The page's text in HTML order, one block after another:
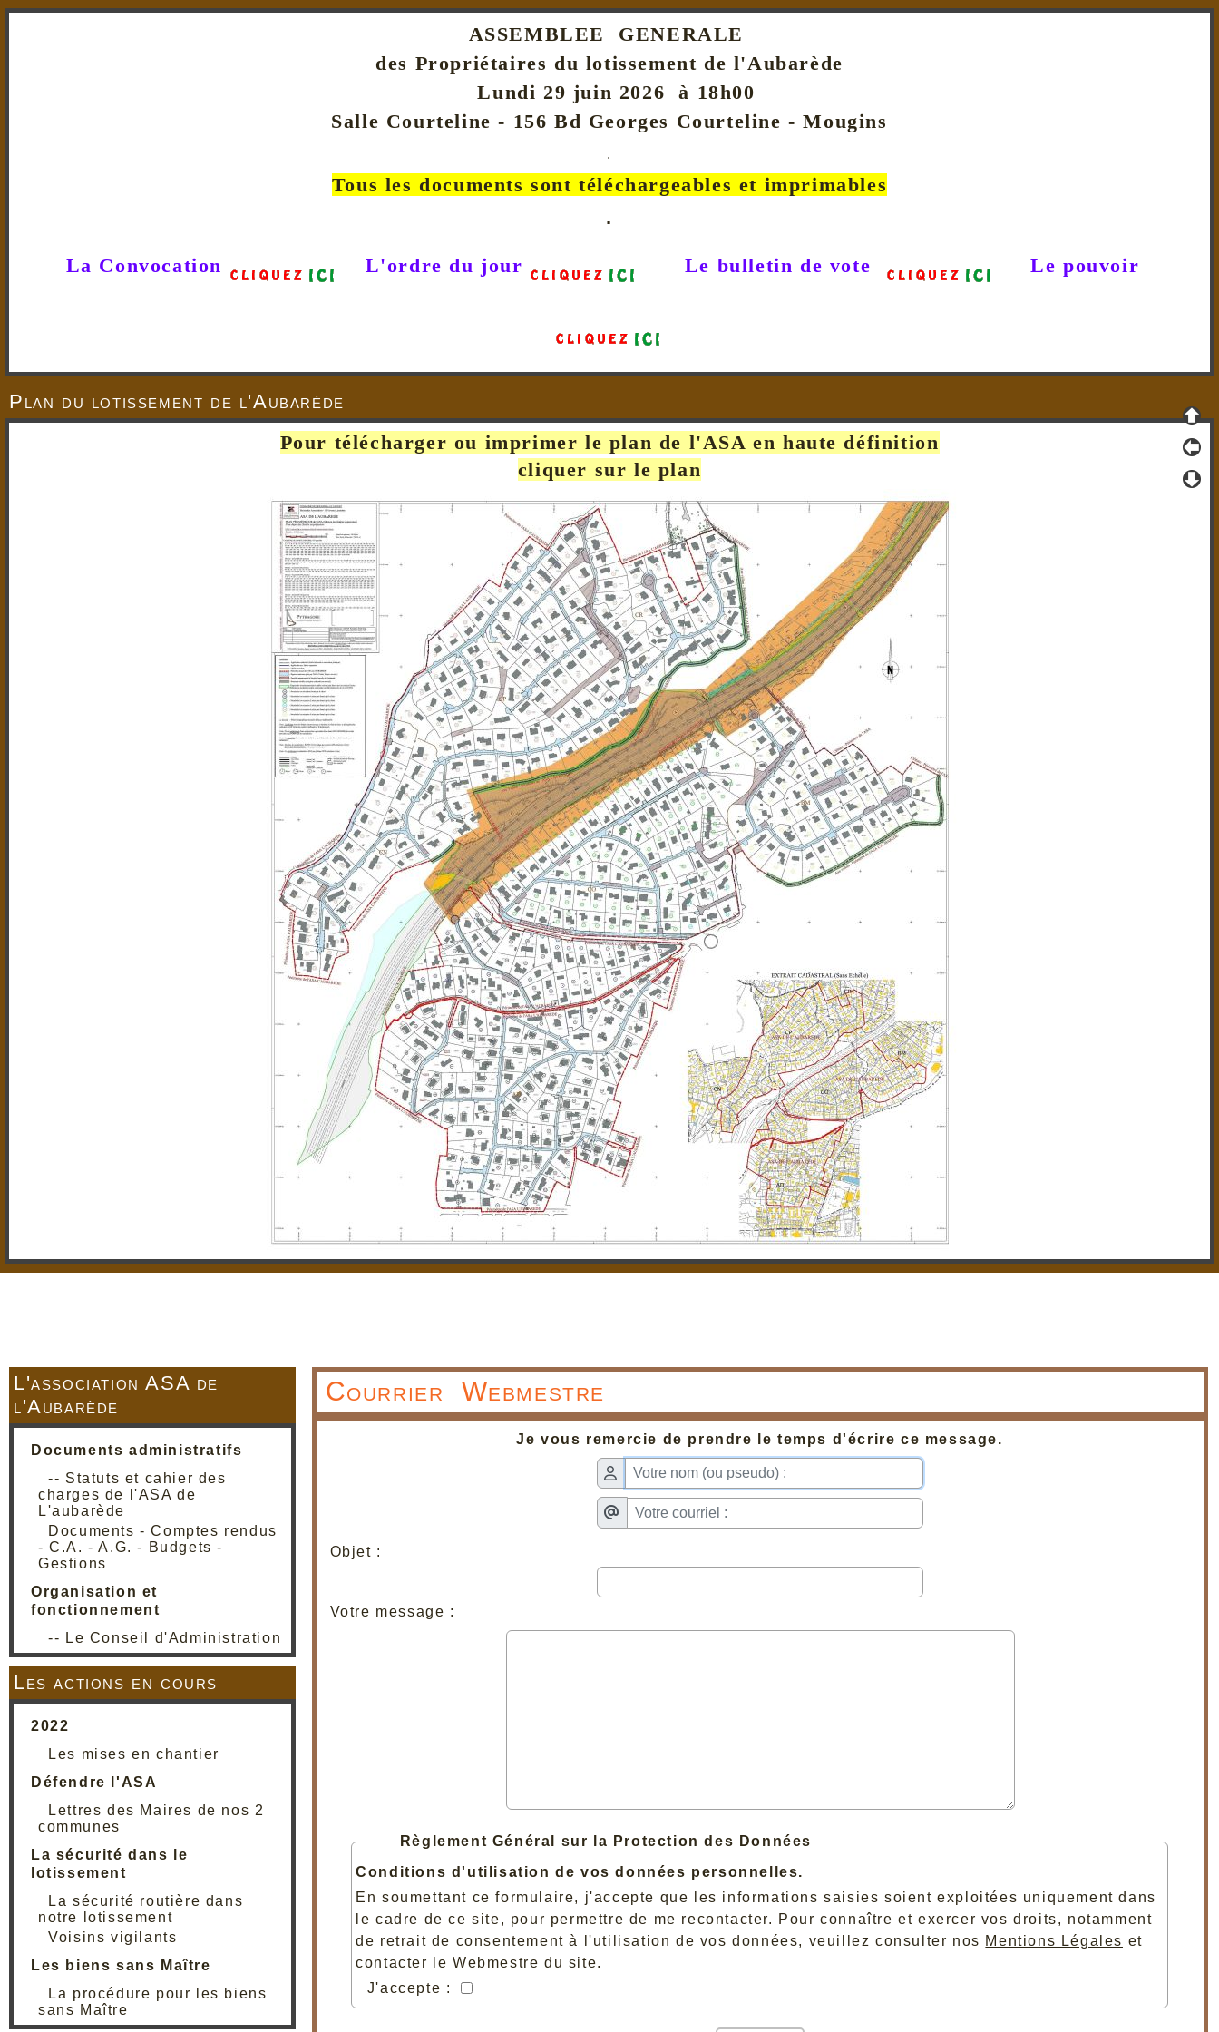
ASSEMBLEE GENERALE
des Propriétaires du lotissement de l'Aubarède
Lundi 29 juin 2026 à 18h00
Salle Courteline - 156 Bd Georges Courteline - Mougins
.
Tous les documents sont téléchargeables et imprimables
.
La Convocation L'ordre du jour Le bulletin de vote Le pouvoir
Plan du lotissement de l'Aubarède
Pour télécharger ou imprimer le plan de l'ASA en haute définition
cliquer sur le plan
L'association ASA de
l'Aubarède
Documents administratifs
-- Statuts et cahier des
charges de l'ASA de
L'aubarède
Documents - Comptes rendus
- C.A. - A.G. - Budgets -
Gestions
Organisation et
fonctionnement
-- Le Conseil d'Administration
Les actions en cours
2022
Les mises en chantier
Défendre l'ASA
Lettres des Maires de nos 2
communes
La sécurité dans le
lotissement
La sécurité routière dans
notre lotissement
Voisins vigilants
Les biens sans Maître
La procédure pour les biens
sans Maître
Courrier Webmestre
Je vous remercie de prendre le temps d'écrire ce message.
Objet :
Votre message :
Règlement Général sur la Protection des Données
Conditions d'utilisation de vos données personnelles.
En soumettant ce formulaire, j'accepte que les informations saisies soient exploitées uniquement dans
le cadre de ce site, pour permettre de me recontacter. Pour connaître et exercer vos droits, notamment
de retrait de consentement à l'utilisation de vos données, veuillez consulter nos Mentions Légales et
contacter le Webmestre du site.
J'accepte :